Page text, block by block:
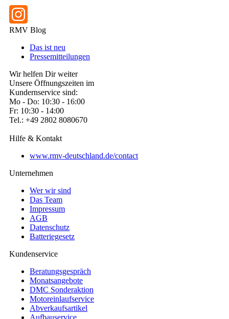
RMV Blog
Das ist neu
Pressemitteilungen
Wir helfen Dir weiter
Unsere Öffnungszeiten im
Kundernservice sind:
Mo - Do: 10:30 - 16:00
Fr: 10:30 - 14:00
Tel.: +49 2802 8080670
Hilfe & Kontakt
www.rmv-deutschland.de/contact
Unternehmen
Wer wir sind
Das Team
Impressum
AGB
Datenschutz
Batteriegesetz
Kundenservice
Beratungsgespräch
Monatsangebote
DMC Sonderaktion
Motoreinlaufservice
Abverkaufsartikel
Aufbauservice